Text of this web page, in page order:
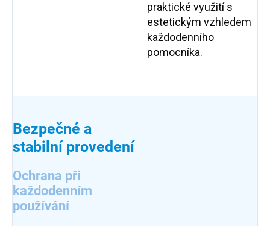
praktické využití s
estetickým vzhledem
každodenního
pomocníka.
Bezpečné a
stabilní provedení
Ochrana při
každodenním
používání